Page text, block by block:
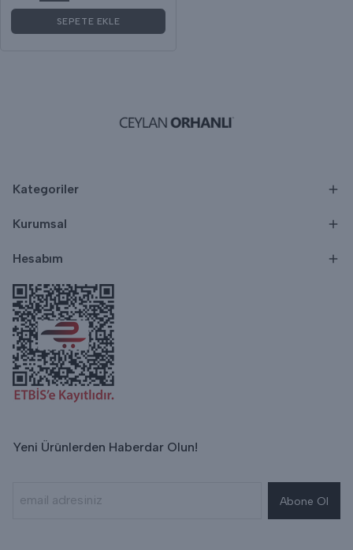
SEPETE EKLE
Kategoriler
Kurumsal
Hesabım
Yeni Ürünlerden Haberdar Olun!
Abone Ol